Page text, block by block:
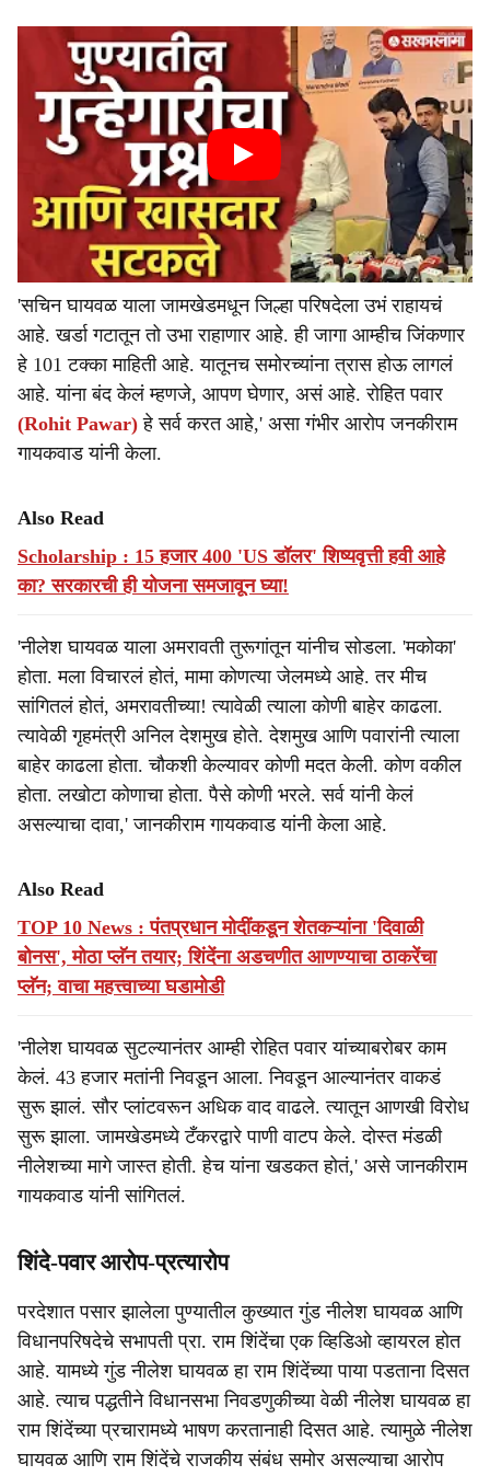
'सचिन घायवळ याला जामखेडमधून जिल्हा परिषदेला उभं राहायचं
आहे. खर्डा गटातून तो उभा राहाणार आहे. ही जागा आम्हीच जिंकणार
हे 101 टक्का माहिती आहे. यातूनच समोरच्यांना त्रास होऊ लागलं
आहे. यांना बंद केलं म्हणजे, आपण घेणार, असं आहे. रोहित पवार
(Rohit Pawar) हे सर्व करत आहे,' असा गंभीर आरोप जनकीराम
गायकवाड यांनी केला.
Also Read
Scholarship : 15 हजार 400 'US डॉलर' शिष्यवृत्ती हवी आहे
का? सरकारची ही योजना समजावून घ्या!
'नीलेश घायवळ याला अमरावती तुरूगांतून यांनीच सोडला. 'मकोका'
होता. मला विचारलं होतं, मामा कोणत्या जेलमध्ये आहे. तर मीच
सांगितलं होतं, अमरावतीच्या! त्यावेळी त्याला कोणी बाहेर काढला.
त्यावेळी गृहमंत्री अनिल देशमुख होते. देशमुख आणि पवारांनी त्याला
बाहेर काढला होता. चौकशी केल्यावर कोणी मदत केली. कोण वकील
होता. लखोटा कोणाचा होता. पैसे कोणी भरले. सर्व यांनी केलं
असल्याचा दावा,' जानकीराम गायकवाड यांनी केला आहे.
Also Read
TOP 10 News : पंतप्रधान मोदींकडून शेतकऱ्यांना 'दिवाळी
बोनस', मोठा प्लॅन तयार; शिंदेंना अडचणीत आणण्याचा ठाकरेंचा
प्लॅन; वाचा महत्त्वाच्या घडामोडी
'नीलेश घायवळ सुटल्यानंतर आम्ही रोहित पवार यांच्याबरोबर काम
केलं. 43 हजार मतांनी निवडून आला. निवडून आल्यानंतर वाकडं
सुरू झालं. सौर प्लांटवरून अधिक वाद वाढले. त्यातून आणखी विरोध
सुरू झाला. जामखेडमध्ये टँकरद्वारे पाणी वाटप केले. दोस्त मंडळी
नीलेशच्या मागे जास्त होती. हेच यांना खडकत होतं,' असे जानकीराम
गायकवाड यांनी सांगितलं.
शिंदे-पवार आरोप-प्रत्यारोप
परदेशात पसार झालेला पुण्यातील कुख्यात गुंड नीलेश घायवळ आणि
विधानपरिषदेचे सभापती प्रा. राम शिंदेंचा एक व्हिडिओ व्हायरल होत
आहे. यामध्ये गुंड नीलेश घायवळ हा राम शिंदेंच्या पाया पडताना दिसत
आहे. त्याच पद्धतीने विधानसभा निवडणुकीच्या वेळी नीलेश घायवळ हा
राम शिंदेंच्या प्रचारामध्ये भाषण करतानाही दिसत आहे. त्यामुळे नीलेश
घायवळ आणि राम शिंदेंचे राजकीय संबंध समोर असल्याचा आरोप